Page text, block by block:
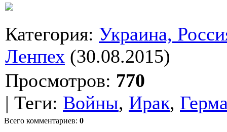
Категория: Украина,
Ленпех (30.08.2015)
Просмотров: 770
| Теги: Войны, Ирак,
Всего комментариев: 0